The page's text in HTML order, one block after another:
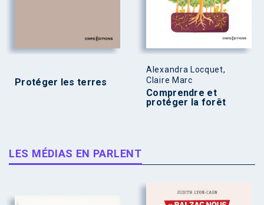
Protéger les terres
Alexandra Locquet,
Claire Marc
Comprendre et
protéger la forêt
LES MÉDIAS EN PARLENT